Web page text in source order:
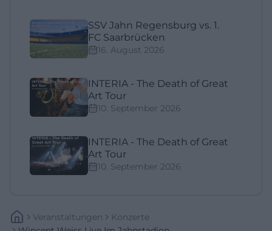
SSV Jahn Regensburg vs. 1.
FC Saarbrücken
16. August 2026
INTERIA - The Death of Great
Art Tour
10. September 2026
INTERIA - The Death of Great
Art Tour
10. September 2026
Veranstaltungen
Konzerte